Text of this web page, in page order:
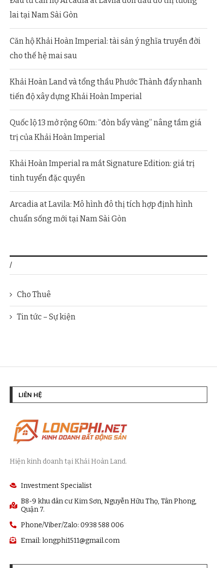
lai tại Nam Sài Gòn
Căn hộ Khải Hoàn Imperial: tài sản ý nghĩa truyền đời
cho thế hệ mai sau
Khải Hoàn Land và tổng thầu Phước Thành đẩy nhanh
tiến độ xây dựng Khải Hoàn Imperial
Quốc lộ 13 mở rộng 60m: “đòn bẩy vàng” nâng tầm giá
trị của Khải Hoàn Imperial
Khải Hoàn Imperial ra mắt Signature Edition: giá trị
tinh tuyển đặc quyền
Arcadia at Lavila: Mô hình đô thị tích hợp định hình
chuẩn sống mới tại Nam Sài Gòn
/
Cho Thuê
Tin tức – Sự kiện
LIÊN HỆ
Hiện kinh doanh tại Khải Hoàn Land.
Investment Specialist
B8-9 khu dân cư Kim Sơn, Nguyễn Hữu Thọ, Tân Phong,
Quận 7.
Phone/Viber/Zalo: 0938 588 006
Email: longphi1511@gmail.com